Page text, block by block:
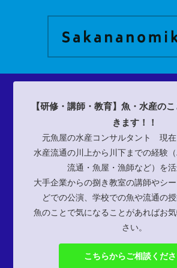
【研修・講師・教育】魚・水産の
きます！！
元魚屋の水産コンサルタント 現
水産流通の川上から川下までの経験
流通・魚屋・漁師など）を活
大手企業からの捌き教室の講師やシ
どでの公演、学校での魚や流通の
魚のことで気になることがあればお
さい。
こちらからご相談くだ